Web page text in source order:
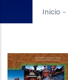
Inicio -